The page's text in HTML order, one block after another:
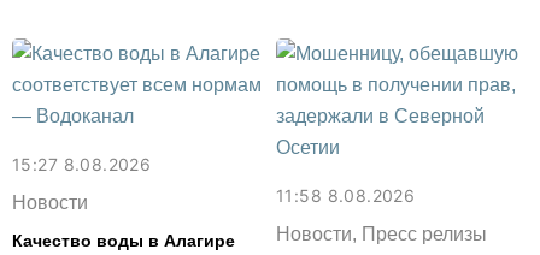
15:27 8.08.2026
Новости
Качество воды в Алагире
11:58 8.08.2026
Новости, Пресс релизы